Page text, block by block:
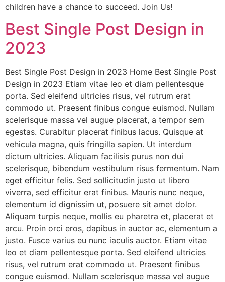
children have a chance to succeed. Join Us!
Best Single Post Design in
2023
Best Single Post Design in 2023 Home Best Single Post
Design in 2023 Etiam vitae leo et diam pellentesque
porta. Sed eleifend ultricies risus, vel rutrum erat
commodo ut. Praesent finibus congue euismod. Nullam
scelerisque massa vel augue placerat, a tempor sem
egestas. Curabitur placerat finibus lacus. Quisque at
vehicula magna, quis fringilla sapien. Ut interdum
dictum ultricies. Aliquam facilisis purus non dui
scelerisque, bibendum vestibulum risus fermentum. Nam
eget efficitur felis. Sed sollicitudin justo ut libero
viverra, sed efficitur erat finibus. Mauris nunc neque,
elementum id dignissim ut, posuere sit amet dolor.
Aliquam turpis neque, mollis eu pharetra et, placerat et
arcu. Proin orci eros, dapibus in auctor ac, elementum a
justo. Fusce varius eu nunc iaculis auctor. Etiam vitae
leo et diam pellentesque porta. Sed eleifend ultricies
risus, vel rutrum erat commodo ut. Praesent finibus
congue euismod. Nullam scelerisque massa vel augue